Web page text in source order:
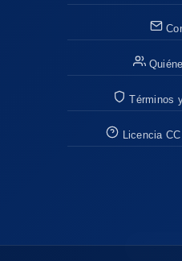
Términos
Licencia